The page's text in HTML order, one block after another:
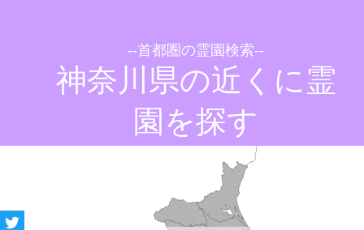
--首都圏の霊園検索--
神奈川県の近くに霊
園を探す